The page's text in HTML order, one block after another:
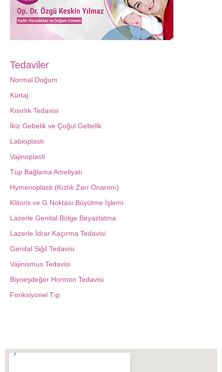
Tedaviler
Normal Doğum
Kürtaj
Kısırlık Tedavisi
İkiz Gebelik ve Çoğul Gebelik
Labioplasti
Vajinoplasti
Tüp Bağlama Ameliyatı
Hymenoplasti (Kızlık Zarı Onarımı)
Klitoris ve G Noktası Büyütme İşlemi
Lazerle Genital Bölge Beyazlatma
Lazerle İdrar Kaçırma Tedavisi
Genital Siğil Tedavisi
Vajinismus Tedavisi
Biyoeşdeğer Hormon Tedavisi
Fonksiyonel Tıp